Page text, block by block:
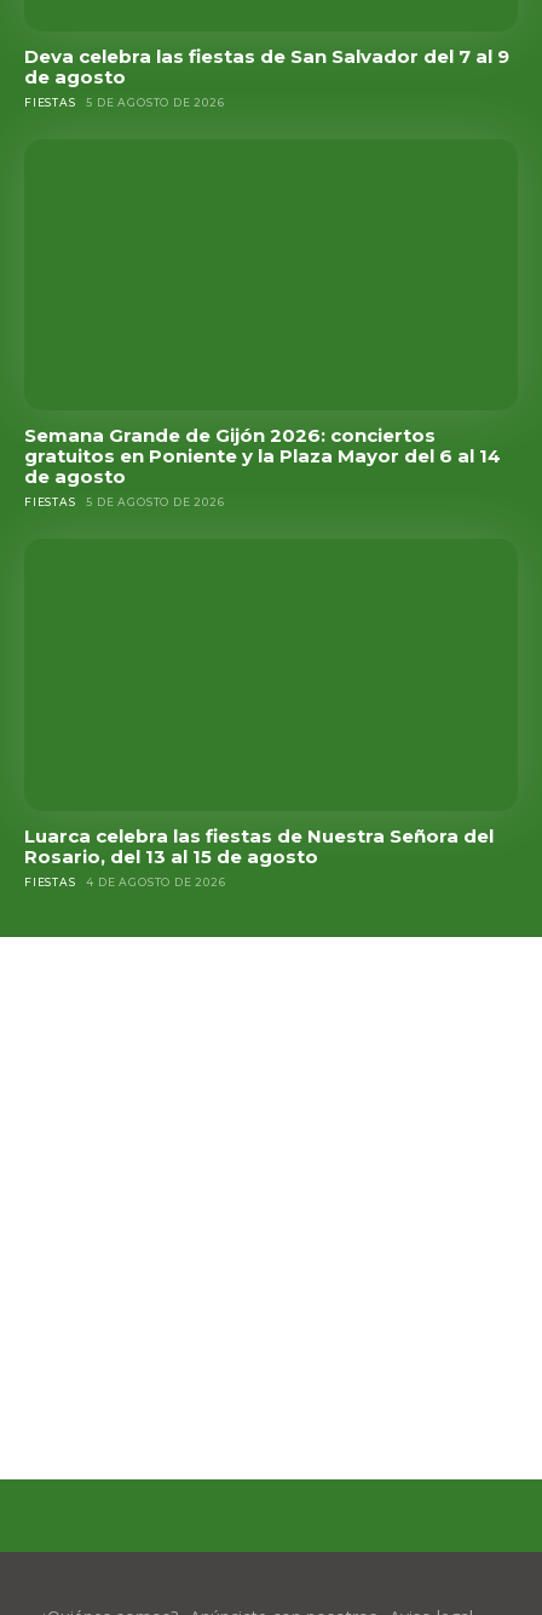
Deva celebra las fiestas de San Salvador del 7 al 9
de agosto
FIESTAS 5 DE AGOSTO DE 2026
Semana Grande de Gijón 2026: conciertos
gratuitos en Poniente y la Plaza Mayor del 6 al 14
de agosto
FIESTAS 5 DE AGOSTO DE 2026
Luarca celebra las fiestas de Nuestra Señora del
Rosario, del 13 al 15 de agosto
FIESTAS 4 DE AGOSTO DE 2026